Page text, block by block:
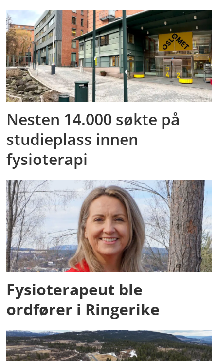
Nesten 14.000 søkte på
studieplass innen
fysioterapi
Fysioterapeut ble
ordfører i Ringerike